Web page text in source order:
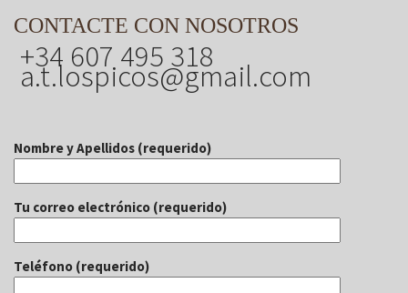
CONTACTE CON NOSOTROS
+34 607 495 318
a.t.lospicos@gmail.com
Nombre y Apellidos (requerido)
Tu correo electrónico (requerido)
Teléfono (requerido)